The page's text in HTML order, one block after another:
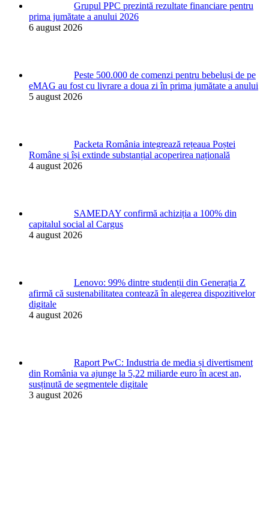
Grupul PPC prezintă rezultate financiare pentru
prima jumătate a anului 2026
6 august 2026
Peste 500.000 de comenzi pentru bebeluși de pe
eMAG au fost cu livrare a doua zi în prima jumătate a anului
5 august 2026
Packeta România integrează rețeaua Poștei
Române și își extinde substanțial acoperirea națională
4 august 2026
SAMEDAY confirmă achiziția a 100% din
capitalul social al Cargus
4 august 2026
Lenovo: 99% dintre studenții din Generația Z
afirmă că sustenabilitatea contează în alegerea dispozitivelor
digitale
4 august 2026
Raport PwC: Industria de media și divertisment
din România va ajunge la 5,22 miliarde euro în acest an,
susținută de segmentele digitale
3 august 2026